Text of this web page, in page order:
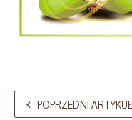
POPRZEDNI ARTYKUŁ